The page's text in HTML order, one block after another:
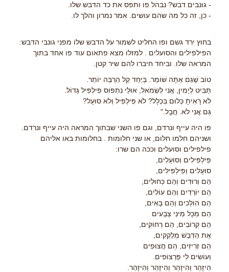
- גונבים דבש? נבהל פו ותפס את כד הדבש שלו.
- כן, זה כל מה שהם עושים. אמר נמרון והלך לו.
בחוץ ירד גשם ופו החליט לשמור על הדבש שלו מפני גונבי הדבש:
הפילפילים והסועלים . למזלו מצא פתאום עוד פו אחד בתוך
המראה שלו. וביחד חיברו להם שיר קטן.
טוֹב שֶׁגַּם אַתָּה שׁוֹמֵר. בְּיַחַד קַל הַרְבֵּה יוֹתֵר.
תַּבִּיט לְיָמִין, אֲנִי לִשְׂמֹאל, אוּלַי נִתְפֹּוס פִּילְפִּיל גָּדוֹל.
לֹא רָאִיתָ כְּלוּם בִּכְלָל? לֹא פִּילְפִּיל וְלֹא סוּעָל?
גַּם אֲנִי לֹא. חֲבָל."
פו היה עייף ונרדם, וגם פו השני שבתוך המראה היה עייף ונרדם.
ושניהם חלמו חלום, או שני חלומות . בחלומות באו אליהם
פילפילים וסועלים וככה הם שרו:
פִּילְפִּילִים וְסוּעָלִים,
סוּעָלִים וְפִּילְפִּילִים,
הֵם וְרוּדִים וְהֵם כְּחוּלִים,
הֵם יוֹרְדִים וְהֵם עוֹלִים,
הֵם הוֹלְכִים וְהֵם בָּאִים,
הֵם מִכָּל מִינֵי צְבָעִים
הֵם קְרוֹבִים, הֵם רְחוֹקִים,
אֶת הַדְּבַשׁ מְלַקְקִים,
הֵם זְרִיזִים, הֵם חֲצוּפִים
וְעוֹשִׂים לִי פַּרְצוּפִים.
הִיזָהֵר וְהִיזָהֵר וְהִיזָהֵר וְהִיזָהֵר.